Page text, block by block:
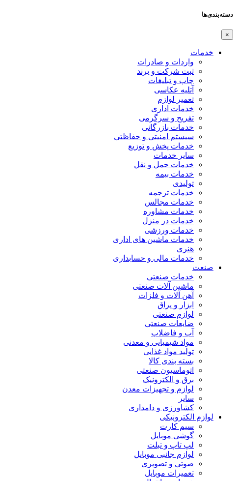
دسته‌بندی‌ها
×
خدمات
واردات و صادرات
ثبت شرکت و برند
چاپ و تبلیغات
آتلیه عکاسی
تعمیر لوازم
خدمات اداری
تفریح و سرگرمی
خدمات بازرگانی
سیستم امنیتی و حفاظتی
خدمات پخش و توزیع
سایر خدمات
خدمات حمل و نقل
خدمات بیمه
تولیدی
خدمات ترجمه
خدمات مجالس
خدمات مشاوره
خدمات در منزل
خدمات ورزشی
خدمات ماشین های اداری
هنری
خدمات مالی و حسابداری
صنعت
خدمات صنعتی
ماشین آلات صنعتی
آهن آلات و فلزات
ابزار و یراق
لوازم صنعتی
ضایعات صنعتی
آب و فاضلاب
مواد شیمیایی و معدنی
تولید مواد غذایی
بسته بندی کالا
اتوماسیون صنعتی
برق و الکترونیک
لوازم و تجهیزات معدن
سایر
کشاورزی و دامداری
لوازم الکترونیکی
سیم کارت
گوشی موبایل
لپ تاپ و تبلت
لوازم جانبی موبایل
صوتی و تصویری
تعمیرات موبایل